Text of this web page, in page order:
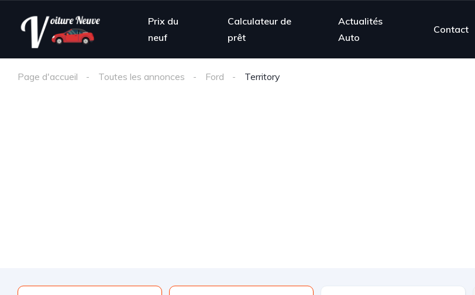
Prix du
neuf
Calculateur de
prêt
Actualités
Auto
Contact
Page d'accueil Toutes les annonces Ford Territory